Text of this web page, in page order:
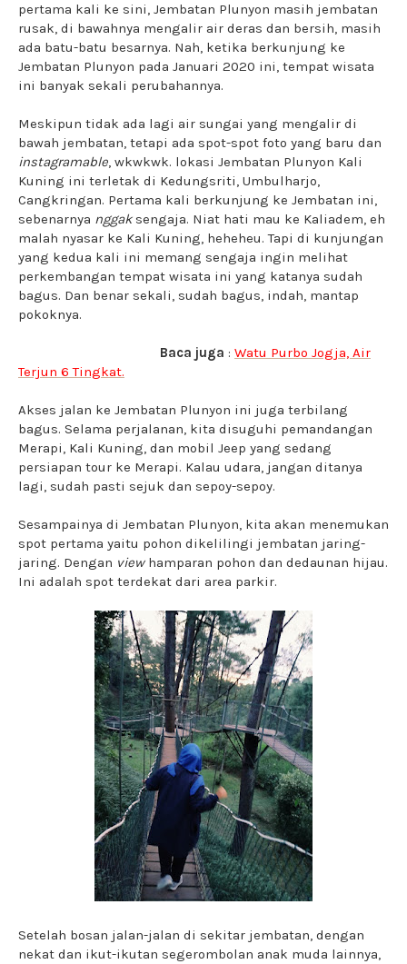
pertama kali ke sini, Jembatan Plunyon masih jembatan
rusak, di bawahnya mengalir air deras dan bersih, masih
ada batu-batu besarnya. Nah, ketika berkunjung ke
Jembatan Plunyon pada Januari 2020 ini, tempat wisata
ini banyak sekali perubahannya.
Meskipun tidak ada lagi air sungai yang mengalir di
bawah jembatan, tetapi ada spot-spot foto yang baru dan
instagramable, wkwkwk. lokasi Jembatan Plunyon Kali
Kuning ini terletak di Kedungsriti, Umbulharjo,
Cangkringan. Pertama kali berkunjung ke Jembatan ini,
sebenarnya nggaksengaja. Niat hati mau ke Kaliadem, eh
malah nyasar ke Kali Kuning, heheheu. Tapi di kunjungan
yang kedua kali ini memang sengaja ingin melihat
perkembangan tempat wisata ini yang katanya sudah
bagus. Dan benar sekali, sudah bagus, indah, mantap
pokoknya.
Baca juga : Watu Purbo Jogja, Air
Terjun 6 Tingkat.
Akses jalan ke Jembatan Plunyon ini juga terbilang
bagus. Selama perjalanan, kita disuguhi pemandangan
Merapi, Kali Kuning, dan mobil Jeep yang sedang
persiapan tour ke Merapi. Kalau udara, jangan ditanya
lagi, sudah pasti sejuk dan sepoy-sepoy.
Sesampainya di Jembatan Plunyon, kita akan menemukan
spot pertama yaitu pohon dikelilingi jembatan jaring-
jaring. Dengan viewhamparan pohon dan dedaunan hijau.
Ini adalah spot terdekat dari area parkir.
Setelah bosan jalan-jalan di sekitar jembatan, dengan
nekat dan ikut-ikutan segerombolan anak muda lainnya,